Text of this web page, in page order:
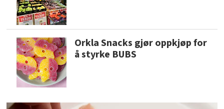
Orkla Snacks gjør oppkjøp for
å styrke BUBS